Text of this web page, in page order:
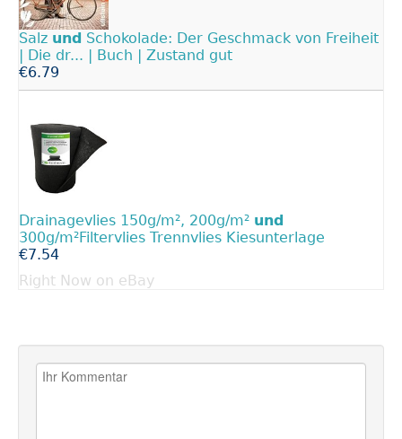
Salz und Schokolade: Der Geschmack von Freiheit
| Die dr... | Buch | Zustand gut
€6.79
Drainagevlies 150g/m², 200g/m² und
300g/m²Filtervlies Trennvlies Kiesunterlage
€7.54
Right Now on eBay